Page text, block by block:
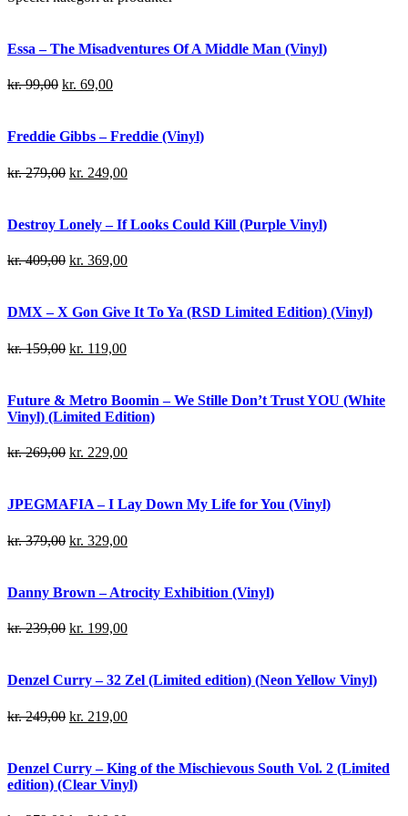
Essa – The Misadventures Of A Middle Man (Vinyl)
kr.99,00 kr. 69,00
Freddie Gibbs – Freddie (Vinyl)
kr.279,00 kr. 249,00
Destroy Lonely – If Looks Could Kill (Purple Vinyl)
kr.409,00 kr. 369,00
DMX – X Gon Give It To Ya (RSD Limited Edition) (Vinyl)
kr.159,00 kr. 119,00
Future & Metro Boomin – We Stille Don’t Trust YOU (White
Vinyl) (Limited Edition)
kr.269,00 kr. 229,00
JPEGMAFIA – I Lay Down My Life for You (Vinyl)
kr.379,00 kr. 329,00
Danny Brown – Atrocity Exhibition (Vinyl)
kr.239,00 kr. 199,00
Denzel Curry – 32 Zel (Limited edition) (Neon Yellow Vinyl)
kr.249,00 kr. 219,00
Denzel Curry – King of the Mischievous South Vol. 2 (Limited
edition) (Clear Vinyl)